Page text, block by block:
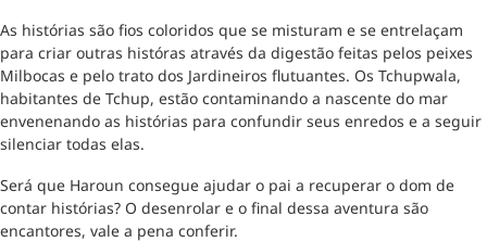
As histórias são fios coloridos que se misturam e se entrelaçam
para criar outras históras através da digestão feitas pelos peixes
Milbocas e pelo trato dos Jardineiros flutuantes. Os Tchupwala,
habitantes de Tchup, estão contaminando a nascente do mar
envenenando as histórias para confundir seus enredos e a seguir
silenciar todas elas.
Será que Haroun consegue ajudar o pai a recuperar o dom de
contar histórias? O desenrolar e o final dessa aventura são
encantores, vale a pena conferir.